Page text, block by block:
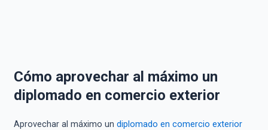
Cómo aprovechar al máximo un
diplomado en comercio exterior
Aprovechar al máximo un diplomado en comercio exterior